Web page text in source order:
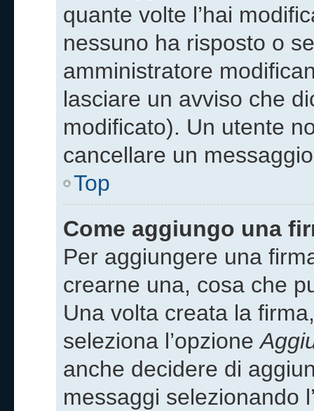
quante volte l’hai
nessuno ha risposto o
amministratore
lasciare un avviso che
modificato). Un utente
cancellare un
Top
Come aggiungo una
Per aggiungere una
crearne una, cosa che
Una volta creata la
seleziona l’opzione
anche decidere di
messaggi selezionando